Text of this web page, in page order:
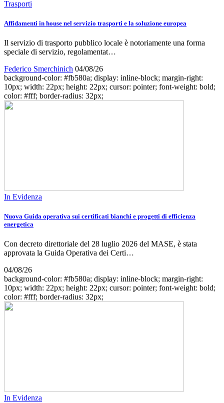
Trasporti
Affidamenti in house nel servizio trasporti e la soluzione europea
Il servizio di trasporto pubblico locale è notoriamente una forma
speciale di servizio, regolamentat…
Federico Smerchinich 04/08/26
background-color: #fb580a; display: inline-block; margin-right:
10px; width: 22px; height: 22px; cursor: pointer; font-weight: bold;
color: #fff; border-radius: 32px;
In Evidenza
Nuova Guida operativa sui certificati bianchi e progetti di efficienza
energetica
Con decreto direttoriale del 28 luglio 2026 del MASE, è stata
approvata la Guida Operativa dei Certi…
04/08/26
background-color: #fb580a; display: inline-block; margin-right:
10px; width: 22px; height: 22px; cursor: pointer; font-weight: bold;
color: #fff; border-radius: 32px;
In Evidenza